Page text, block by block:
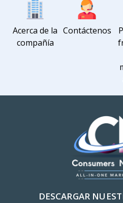
Acerca de la
compañía
Contáctenos
DESCARGAR